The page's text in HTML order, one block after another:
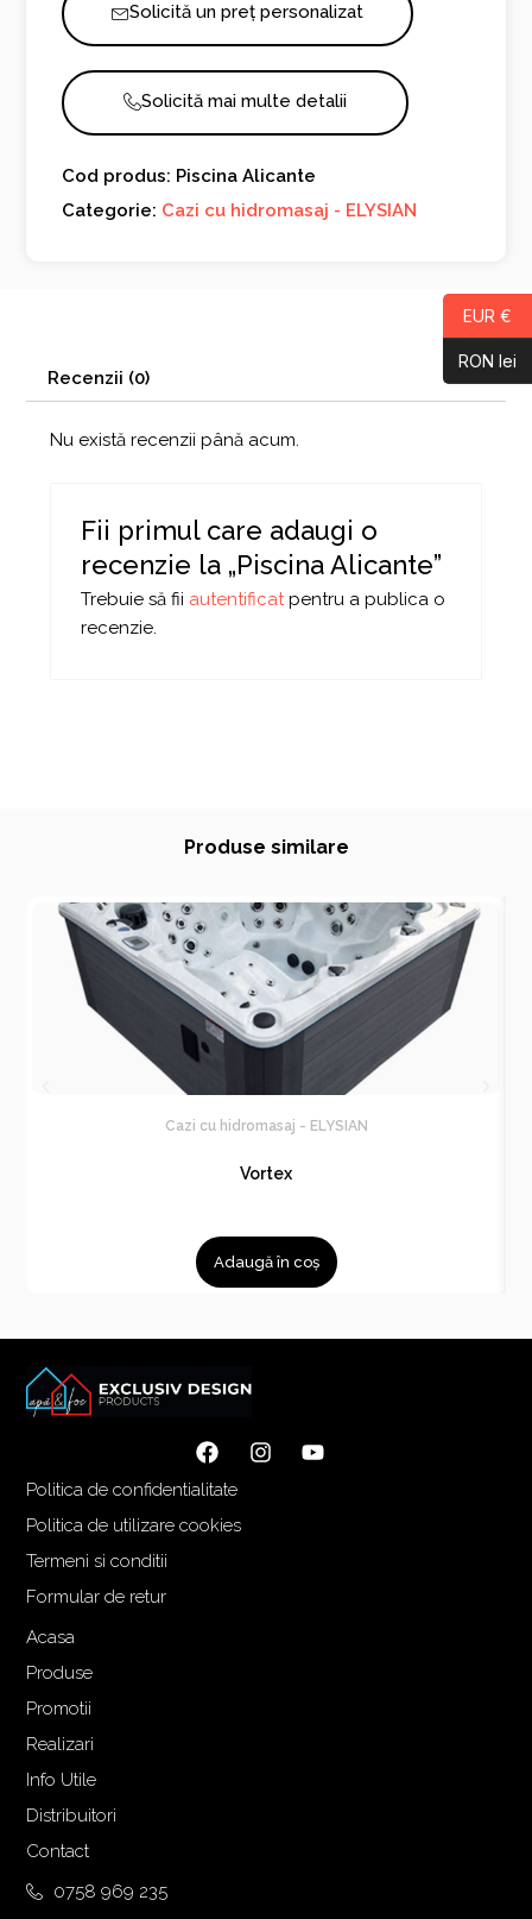
Solicită un preț personalizat
Solicită mai multe detalii
Cod produs: Piscina Alicante
Categorie: Cazi cu hidromasaj - ELYSIAN
Recenzii (0)
Nu există recenzii până acum.
Fii primul care adaugi o
recenzie la „Piscina Alicante”
Trebuie să fii autentificatpentru a publica o
recenzie.
Produse similare
Cazi cu hidromasaj - ELYSIAN
Vortex
Adaugă în coș
Politica de confidentialitate
Politica de utilizare cookies
Termeni si conditii
Formular de retur
Acasa
Produse
Promotii
Realizari
Info Utile
Distribuitori
Contact
0758 969 235
EUR €
RON lei